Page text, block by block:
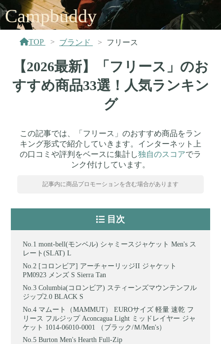
Campbuddy
TOP ブランド フリース
【2026最新】「フリース」のお
すすめ商品33選！人気ランキン
グ
この記事では、「フリース」のおすすめ商品をラン
キング形式で紹介していきます。インターネット上
の口コミや評判をベースに集計し独自のスコアでラ
ンク付けしています。
記事内に商品プロモーションを含む場合があります
目次
mont-bell(モンベル) シャミースジャケット Men's ス
レート(SLAT) L
[コロンビア] アーチャーリッジII ジャケット
PM0923 メンズ S Sierra Tan
Columbia(コロンビア) スティーンズマウンテンフル
ジップ2.0 BLACK S
マムート（MAMMUT） EUROサイズ 軽量 速乾 フ
リース フルジップ Aconcagua Light ミッドレイヤー ジャ
ケット 1014-06010-0001 （ブラック/Ｍ/Men's）
Burton Men's Hearth Full-Zip